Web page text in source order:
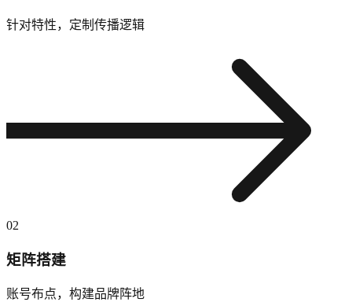
针对特性，定制传播逻辑
02
矩阵搭建
账号布点，构建品牌阵地